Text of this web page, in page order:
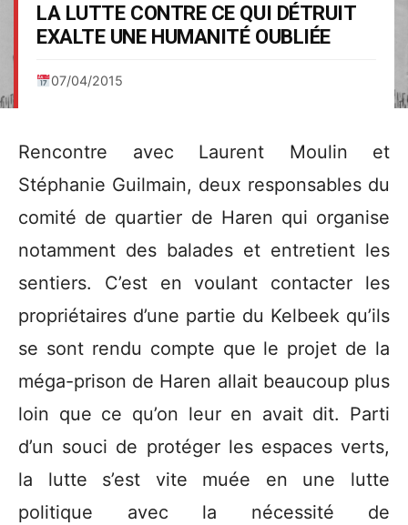
LA LUTTE CONTRE CE QUI DÉTRUIT
EXALTE UNE HUMANITÉ OUBLIÉE
07/04/2015
Rencontre avec Laurent Moulin et
Stéphanie Guilmain, deux responsables du
comité de quartier de Haren qui organise
notamment des balades et entretient les
sentiers. C’est en voulant contacter les
propriétaires d’une partie du Kelbeek qu’ils
se sont rendu compte que le projet de la
méga-prison de Haren allait beaucoup plus
loin que ce qu’on leur en avait dit. Parti
d’un souci de protéger les espaces verts,
la lutte s’est vite muée en une lutte
politique avec la nécessité de